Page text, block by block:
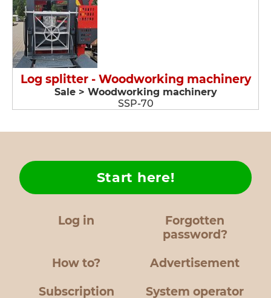
Log splitter - Woodworking machinery
Sale > Woodworking machinery
SSP-70
Log in
Forgotten
password?
How to?
Start here!
Advertisement
Subscription System operator